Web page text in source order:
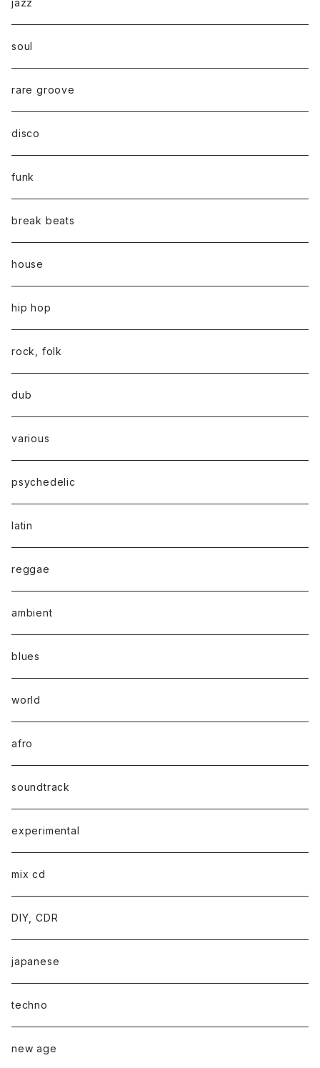
soul
rare groove
disco
funk
break beats
house
hip hop
rock, folk
dub
various
psychedelic
latin
reggae
ambient
blues
world
afro
soundtrack
experimental
mix cd
DIY, CDR
japanese
techno
new age